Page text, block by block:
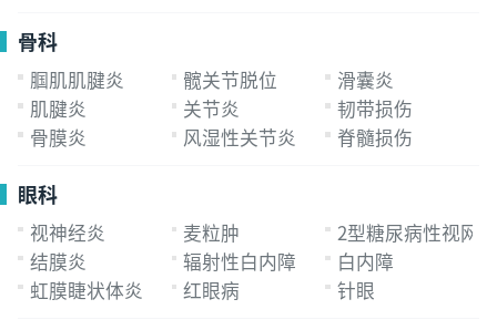
骨科
腘肌肌腱炎 髋关节脱位
滑囊炎
肌腱炎
关节炎
韧带损伤
骨膜炎
风湿性关节炎 脊髓损伤
眼科
视神经炎 麦粒肿
2型糖尿病性视网
结膜炎
辐射性白内障
白内障
虹膜睫状体炎
红眼病 针眼